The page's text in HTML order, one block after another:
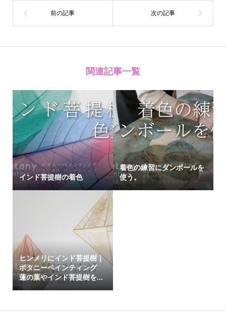
関連記事一覧
インド菩提樹の着色
着色の練習にダンボールを
使う。
ヒンメリにインド菩提樹｜
ボタニーペインティング
蓮の葉やインド菩提樹を...